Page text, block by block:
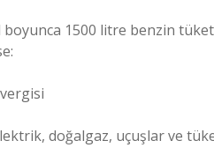
1500 litre benzin
doğalgaz, uçuşlar ve